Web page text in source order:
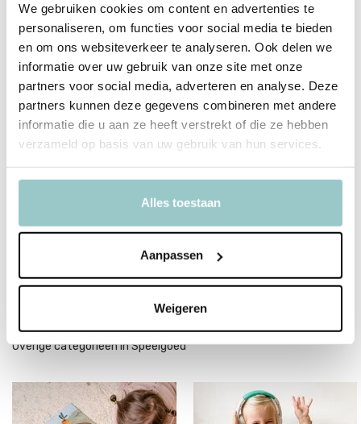
We gebruiken cookies om content en advertenties te
personaliseren, om functies voor social media te bieden
en om ons websiteverkeer te analyseren. Ook delen we
informatie over uw gebruik van onze site met onze
partners voor social media, adverteren en analyse. Deze
partners kunnen deze gegevens combineren met andere
informatie die u aan ze heeft verstrekt of die ze hebben
verzameld op basis van uw gebruik van hun services.
Alles toestaan
Aanpassen
Weigeren
Incl. btw
Overige categorieën in Speelgoed